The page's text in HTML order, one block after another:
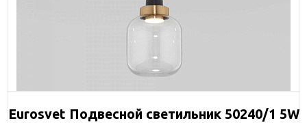
Eurosvet Подвесной светильник 50240/1 5W